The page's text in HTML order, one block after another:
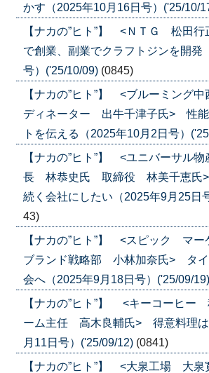
かす（2025年10月16日号）('25/10/
【ナカの”ヒト”】 <ＮＴＧ 松田
で創業、副業でクラフトジンを開発
号）('25/10/09) (0845)
【ナカの”ヒト”】 <ブルーミング
ディネーター 出牛千津子氏> 性能
トを伝える（2025年10月2日号）
【ナカの”ヒト”】 <ユニバーサル
長 林恭史氏 取締役 林美千恵氏
続く会社にしたい（2025年9月25日
43)
【ナカの”ヒト”】 <スピック マー
ブランド戦略部 小林加奈氏> タイ
会へ（2025年9月18日号）('25/09/19)
【ナカの”ヒト”】 <キーコーヒー
ーム主任 高木良輔氏> 得意料理は
月11日号）('25/09/12) (0841)
【ナカの”ヒト”】 <大泉工場 大